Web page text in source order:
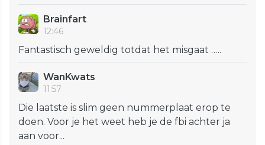
Brainfart
12:46
Fantastisch geweldig totdat het misgaat …..
WanKwats
11:57
Die laatste is slim geen nummerplaat erop te
doen. Voor je het weet heb je de fbi achter ja
aan voor...